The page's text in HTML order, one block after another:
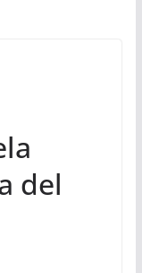
del